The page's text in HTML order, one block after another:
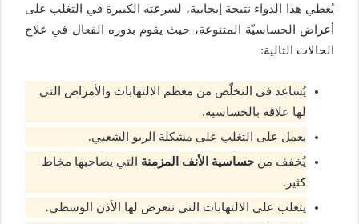
يُعطي هذا الدواء نتيجة إيجابية، لسرعته الكبيرة في التغلب على
أعراض الحساسيّة المتنوعة، حيث يقوم بدوره الفعال في علاج
الحالات التالية:
يُساعد في التخلّص من معظم الالتهابات والأمراض التي
لها علاقة بالحساسية.
يعمل على التغلب على مشكلة الربو الشعبي.
يُخفف من حساسية الأنف المزمنة التي يصاحبها مخاط
كثير.
يتغلب على الالتهابات التي تتعرض لها الأذن الوسطى.